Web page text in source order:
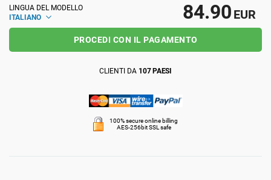
LINGUA DEL MODELLO
ITALIANO
84.90 EUR
PROCEDI CON IL PAGAMENTO
CLIENTI DA 107 PAESI
100% secure online billing
AES-256bit SSL safe